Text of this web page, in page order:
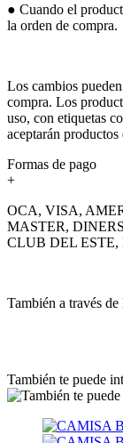
● Cuando el
la orden de compra.
Los cambios
compra. Los
uso, con etiquetas
aceptarán
Formas de pago
+
OCA, VISA,
MASTER,
CLUB DEL ESTE,
También a través
También te puede